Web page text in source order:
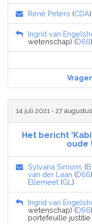
René Peters (CDA)
Ingrid van
wetenschap) (D66)
14 juli 2021 - 27
Het bericht
oude
Sylvana Simons (
van der Laan (D66),
Ellemeet (GL )
Ingrid van
wetenschap) (D66),
portefeuille